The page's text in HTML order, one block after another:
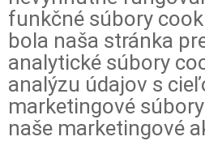
funkčné súbory
bola naša stránka
analytické súbory
analýzu údajov s
marketingové
naše marketingové